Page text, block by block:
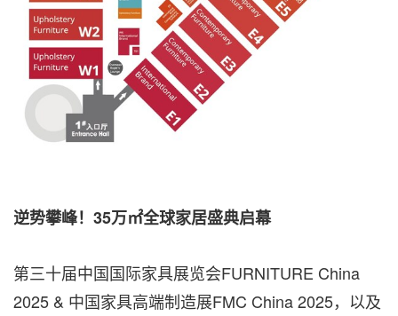
逆势攀峰！ 35万㎡全球家居盛典启幕
第三十届中国国际家具展览会FURNITURE China
2025 & 中国家具高端制造展FMC China 2025，以及